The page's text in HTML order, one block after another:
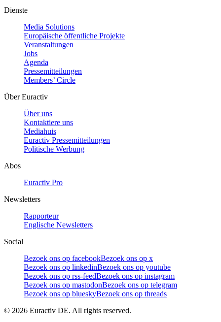
Dienste
Media Solutions
Europäische öffentliche Projekte
Veranstaltungen
Jobs
Agenda
Pressemitteilungen
Members’ Circle
Über Euractiv
Über uns
Kontaktiere uns
Mediahuis
Euractiv Pressemitteilungen
Politische Werbung
Abos
Euractiv Pro
Newsletters
Rapporteur
Englische Newsletters
Social
Bezoek ons op facebookBezoek ons op x
Bezoek ons op linkedinBezoek ons op youtube
Bezoek ons op rss-feedBezoek ons op instagram
Bezoek ons op mastodonBezoek ons op telegram
Bezoek ons op blueskyBezoek ons op threads
© 2026 Euractiv DE. All rights reserved.